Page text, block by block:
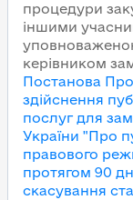
процедури
іншими
керівником
Постанова
здійснення
послуг для
України "Про
правового
протягом 90
скасування